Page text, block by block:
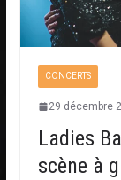
CONCERTS
29 décembre
Ladies
scène à